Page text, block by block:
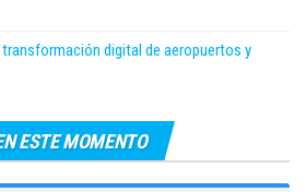
transformación digital de aeropuertos y
ESTE MOMENTO